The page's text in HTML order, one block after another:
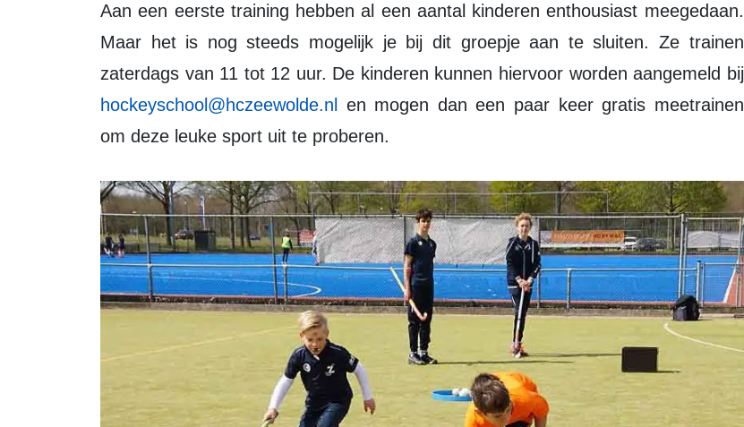
Aan een eerste training hebben al een aantal kinderen enthousiast meegedaan.
Maar het is nog steeds mogelijk je bij dit groepje aan te sluiten. Ze trainen
zaterdags van 11 tot 12 uur. De kinderen kunnen hiervoor worden aangemeld bij
hockeyschool@hczeewolde.nl
en mogen dan een paar keer gratis meetrainen
om deze leuke sport uit te proberen.